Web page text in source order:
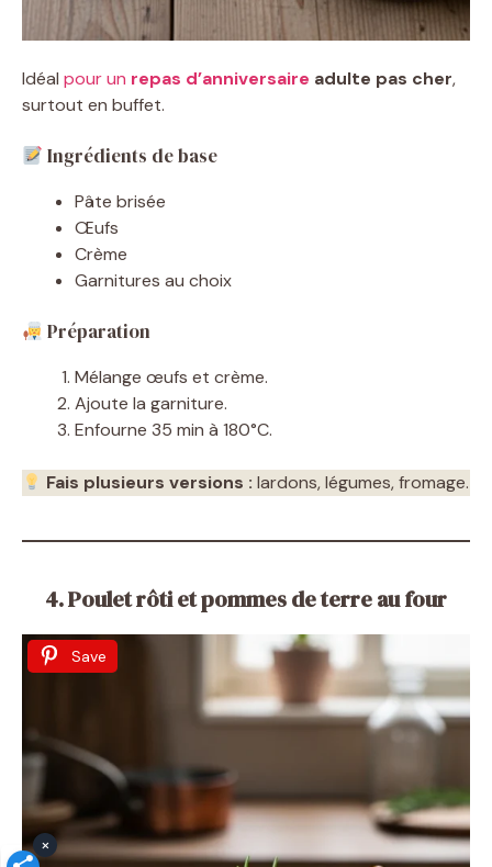
Idéal pour un repas d’anniversaire adulte pas cher,
surtout en buffet.
Ingrédients de base
Pâte brisée
Œufs
Crème
Garnitures au choix
Préparation
Mélange œufs et crème.
Ajoute la garniture.
Enfourne 35 min à 180°C.
Fais plusieurs versions :lardons, légumes, fromage.
4. Poulet rôti et pommes de terre au four
Save
×